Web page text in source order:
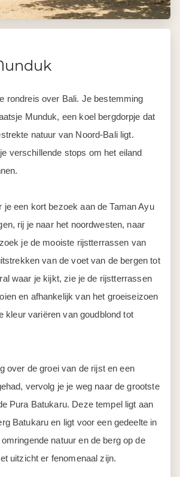
rondreis over Bali. Je bestemming
Munduk, een koel bergdorpje dat
natuur van Noord-Bali ligt.
verschillende stops om het eiland
je een kort bezoek aan de Taman Ayu
rij je naar het noordwesten, naar
je de mooiste rijstterrassen van
van de voet van de bergen tot
waar je kijkt, zie je de rijstterrassen
en afhankelijk van het groeiseizoen
kleur variëren van goudblond tot
over de groei van de rijst en een
vervolg je je weg naar de grootste
Pura Batukaru. Deze tempel ligt aan
Batukaru en ligt voor een gedeelte in
natuur en de berg op de
uitzicht er fenomenaal zijn.